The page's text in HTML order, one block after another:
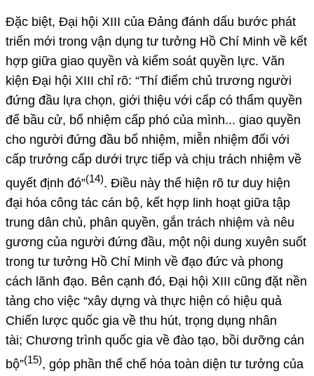
Đặc biệt, Đại hội XIII của Đảng đánh dấu bước phát
triển mới trong vận dụng tư tưởng Hồ Chí Minh về kết
hợp giữa giao quyền và kiểm soát quyền lực. Văn
kiện Đại hội XIII chỉ rõ: “Thí điểm chủ trương người
đứng đầu lựa chọn, giới thiệu với cấp có thẩm quyền
để bầu cử, bổ nhiệm cấp phó của mình... giao quyền
cho người đứng đầu bổ nhiệm, miễn nhiệm đối với
cấp trưởng cấp dưới trực tiếp và chịu trách nhiệm về
quyết định đó”(14). Điều này thể hiện rõ tư duy hiện
đại hóa công tác cán bộ, kết hợp linh hoạt giữa tập
trung dân chủ, phân quyền, gắn trách nhiệm và nêu
gương của người đứng đầu, một nội dung xuyên suốt
trong tư tưởng Hồ Chí Minh về đạo đức và phong
cách lãnh đạo. Bên cạnh đó, Đại hội XIII cũng đặt nền
tảng cho việc “xây dựng và thực hiện có hiệu quả
Chiến lược quốc gia về thu hút, trọng dụng nhân
tài; Chương trình quốc gia về đào tạo, bồi dưỡng cán
bộ”(15), góp phần thể chế hóa toàn diện tư tưởng của